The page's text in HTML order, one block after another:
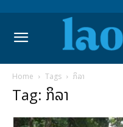
Home Tags ກິລາ
Tag: ກິລາ